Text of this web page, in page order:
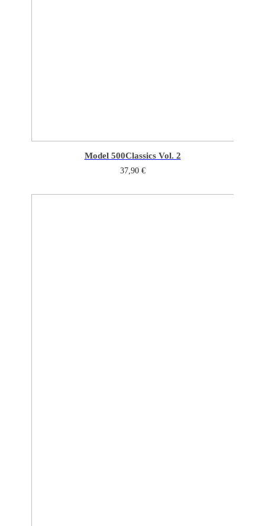
Model 500Classics Vol. 2
37,90 €